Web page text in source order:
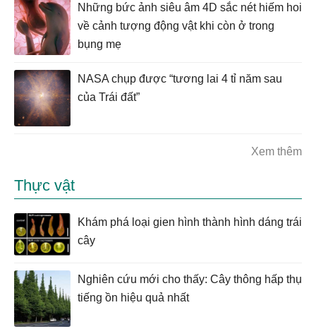
Những bức ảnh siêu âm 4D sắc nét hiếm hoi
về cảnh tượng động vật khi còn ở trong
bụng mẹ
NASA chụp được “tương lai 4 tỉ năm sau
của Trái đất”
Xem thêm
Thực vật
Khám phá loại gien hình thành hình dáng trái
cây
Nghiên cứu mới cho thấy: Cây thông hấp thụ
tiếng ồn hiệu quả nhất